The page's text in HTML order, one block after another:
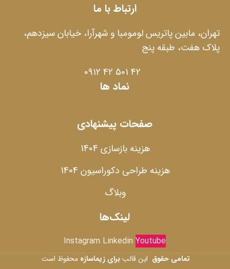
ارتباط با ما
تهران، مابین پاتریس لومومبا و شهرآرا، خیابان سیزدهم،
پلاک هفت، طبقه پنج
42 501 42 0912
نماد ها
صفحات پیشنهادی
هزینه بازسازی 1404
هزینه طراحی دکوراسیون 1404
وبلاگ
لینک‌ها
Instagram Linkedin Youtube
تمامی حقوق این قالببرای زیماسازه محفوظ است